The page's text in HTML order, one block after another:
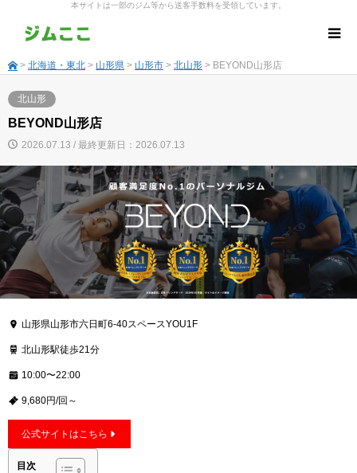
本サイトは一部のジム等から送客手数料を受領しています。
> 北海道・東北 > 山形県 > 山形市 > 北山形 > BEYOND山形店
北山形
BEYOND山形店
2026.07.13 / 最終更新日：2026.07.13
山形県山形市六日町6-40スペースYOU1F
北山形駅徒歩21分
10:00〜22:00
9,680円/回～
公式サイトはこちら
目次